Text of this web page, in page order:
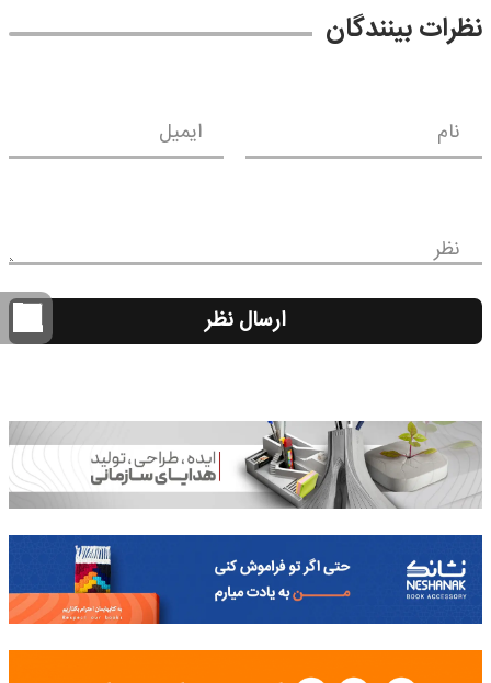
نظرات بینندگان
نام ایمیل
نظر
ارسال نظر